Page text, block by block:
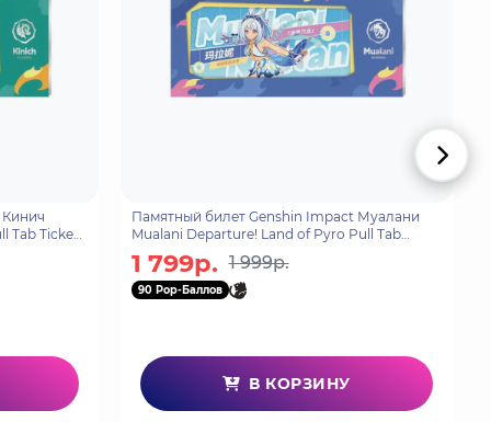
Tab Ticket
Памятный билет Genshin Impact Муалани
Mualani Departure! Land of Pyro Pull Tab
1 799р. 1 999р.
90 Pop-Баллов
В КОРЗИНУ